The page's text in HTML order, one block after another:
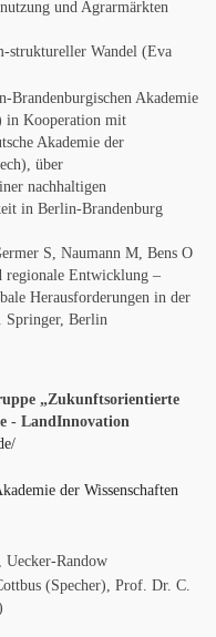
und Agrarmärkten
struktureller Wandel (Eva
Brandenburgischen Akademie
in Kooperation mit
Akademie der
über
nachhaltigen
in Berlin-Brandenburg
S, Naumann M, Bens O
regionale Entwicklung –
Herausforderungen in der
Springer, Berlin
„Zukunftsorientierte
- LandInnovation
der Wissenschaften
Randow
(Specher), Prof. Dr. C.